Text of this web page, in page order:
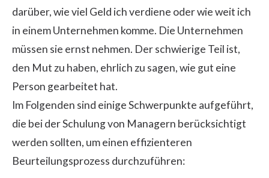
darüber, wie viel Geld ich verdiene oder wie weit ich
in einem Unternehmen komme. Die Unternehmen
müssen sie ernst nehmen. Der schwierige Teil ist,
den Mut zu haben, ehrlich zu sagen, wie gut eine
Person gearbeitet hat.
Im Folgenden sind einige Schwerpunkte aufgeführt,
die bei der Schulung von Managern berücksichtigt
werden sollten, um einen effizienteren
Beurteilungsprozess durchzuführen: